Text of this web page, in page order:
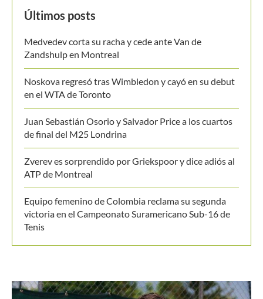
MANTENTE EN CONTACTO
Últimos posts
Medvedev corta su racha y cede ante Van de
Zandshulp en Montreal
Noskova regresó tras Wimbledon y cayó en su debut
en el WTA de Toronto
de final del M25 Londrina